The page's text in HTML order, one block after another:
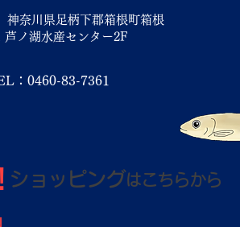
奈川県足柄下郡箱根町箱根
芦ノ湖水産センター2F
：0460-83-7361
ショッピング はこちらから